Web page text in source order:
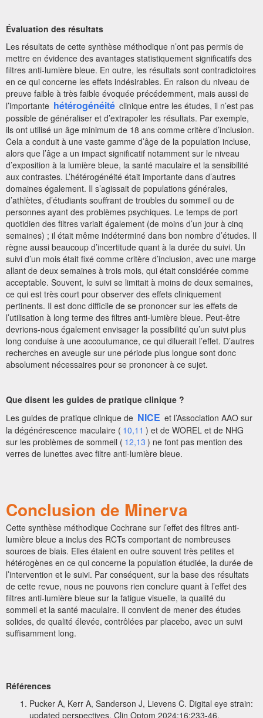
Évaluation des résultats
Les résultats de cette synthèse méthodique n’ont pas permis de
mettre en évidence des avantages statistiquement significatifs des
filtres anti-lumière bleue. En outre, les résultats sont contradictoires
en ce qui concerne les effets indésirables. En raison du niveau de
preuve faible à très faible évoquée précédemment, mais aussi de
l’importante hétérogénéité clinique entre les études, il n’est pas
possible de généraliser et d’extrapoler les résultats. Par exemple,
ils ont utilisé un âge minimum de 18 ans comme critère d’inclusion.
Cela a conduit à une vaste gamme d’âge de la population incluse,
alors que l’âge a un impact significatif notamment sur le niveau
d’exposition à la lumière bleue, la santé maculaire et la sensibilité
aux contrastes. L’hétérogénéité était importante dans d’autres
domaines également. Il s’agissait de populations générales,
d’athlètes, d’étudiants souffrant de troubles du sommeil ou de
personnes ayant des problèmes psychiques. Le temps de port
quotidien des filtres variait également (de moins d’un jour à cinq
semaines) ; il était même indéterminé dans bon nombre d’études. Il
règne aussi beaucoup d’incertitude quant à la durée du suivi. Un
suivi d’un mois était fixé comme critère d’inclusion, avec une marge
allant de deux semaines à trois mois, qui était considérée comme
acceptable. Souvent, le suivi se limitait à moins de deux semaines,
ce qui est très court pour observer des effets cliniquement
pertinents. Il est donc difficile de se prononcer sur les effets de
l’utilisation à long terme des filtres anti-lumière bleue. Peut-être
devrions-nous également envisager la possibilité qu’un suivi plus
long conduise à une accoutumance, ce qui diluerait l’effet. D’autres
recherches en aveugle sur une période plus longue sont donc
absolument nécessaires pour se prononcer à ce sujet.
Que disent les guides de pratique clinique ?
Les guides de pratique clinique de NICE et l’Association AAO sur
la dégénérescence maculaire ( 10,11 ) et de WOREL et de NHG
sur les problèmes de sommeil ( 12,13 ) ne font pas mention des
verres de lunettes avec filtre anti-lumière bleue.
Conclusion de Minerva
Cette synthèse méthodique Cochrane sur l’effet des filtres anti-
lumière bleue a inclus des RCTs comportant de nombreuses
sources de biais. Elles étaient en outre souvent très petites et
hétérogènes en ce qui concerne la population étudiée, la durée de
l’intervention et le suivi. Par conséquent, sur la base des résultats
de cette revue, nous ne pouvons rien conclure quant à l’effet des
filtres anti-lumière bleue sur la fatigue visuelle, la qualité du
sommeil et la santé maculaire. Il convient de mener des études
solides, de qualité élevée, contrôlées par placebo, avec un suivi
suffisamment long.
Références
Pucker A, Kerr A, Sanderson J, Lievens C. Digital eye strain:
updated perspectives. Clin Optom 2024;16:233-46.